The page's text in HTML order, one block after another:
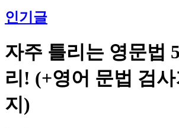
인기글
자주 틀리는 영문법
리! (+영어 문법 검
지)